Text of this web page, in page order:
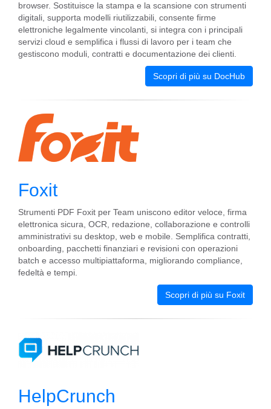
browser. Sostituisce la stampa e la scansione con strumenti
digitali, supporta modelli riutilizzabili, consente firme
elettroniche legalmente vincolanti, si integra con i principali
servizi cloud e semplifica i flussi di lavoro per i team che
gestiscono moduli, contratti e documentazione dei clienti.
Scopri di più su DocHub
Foxit
Strumenti PDF Foxit per Team uniscono editor veloce, firma
elettronica sicura, OCR, redazione, collaborazione e controlli
amministrativi su desktop, web e mobile. Semplifica contratti,
onboarding, pacchetti finanziari e revisioni con operazioni
batch e accesso multipiattaforma, migliorando compliance,
fedeltà e tempi.
Scopri di più su Foxit
HelpCrunch